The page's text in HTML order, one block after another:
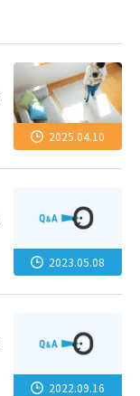
2025.04.10
2023.05.08
2022.09.16